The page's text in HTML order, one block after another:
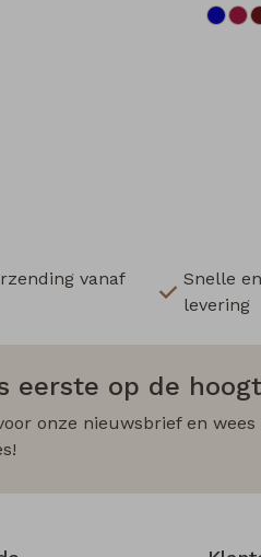
vanaf
Snelle
levering
eerste op de
onze nieuwsbrief en